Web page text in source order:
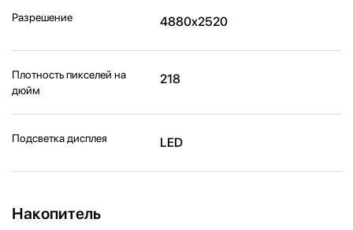
Разрешение 4880x2520
Плотность пикселей на
дюйм
218
Подсветка дисплея LED
Накопитель